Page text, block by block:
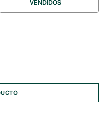
VENDIDOS